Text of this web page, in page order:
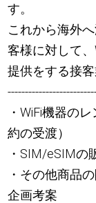
す。
これから海外
客様に対して
提供をする接
・WiFi機器の
約の受渡）
・SIM/eSIMの
・その他商品
企画考案